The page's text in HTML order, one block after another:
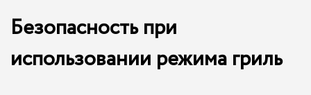
Безопасность при
использовании режима гриль